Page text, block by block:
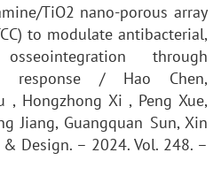
TiO2 nano-porous array
to modulate antibacterial,
through
response / Hao Chen,
, Hongzhong Xi , Peng Xue,
Jiang, Guangquan Sun, Xin
Design. – 2024. Vol. 248. –